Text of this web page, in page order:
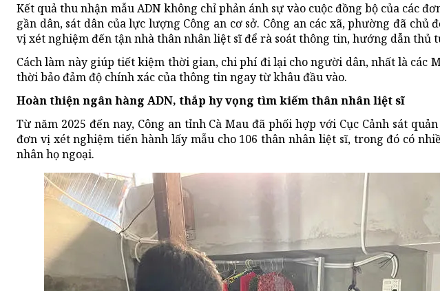
Kết quả thu nhận mẫu ADN không chỉ phản ánh sự vào cuộc đồng bộ của các
gần dân, sát dân của lực lượng Công an cơ sở. Công an các xã, phường đã
vị xét nghiệm đến tận nhà thân nhân liệt sĩ để rà soát thông tin, hướng dẫn thủ
Cách làm này giúp tiết kiệm thời gian, chi phí đi lại cho người dân, nhất là các
thời bảo đảm độ chính xác của thông tin ngay từ khâu đầu vào.
Hoàn thiện ngân hàng ADN, thắp hy vọng tìm kiếm thân nhân liệt sĩ
Từ năm 2025 đến nay, Công an tỉnh Cà Mau đã phối hợp với Cục Cảnh sát
đơn vị xét nghiệm tiến hành lấy mẫu cho 106 thân nhân liệt sĩ, trong đó có
nhân họ ngoại.